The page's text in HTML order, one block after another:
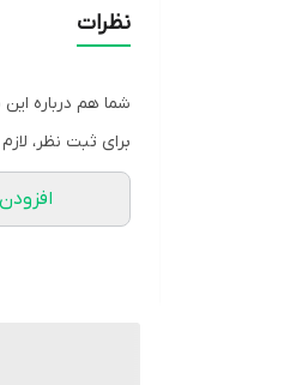
ورزشکاران تبدیل
فواید آنابولیک
نظرات
شما هم درباره
برای ثبت نظر،